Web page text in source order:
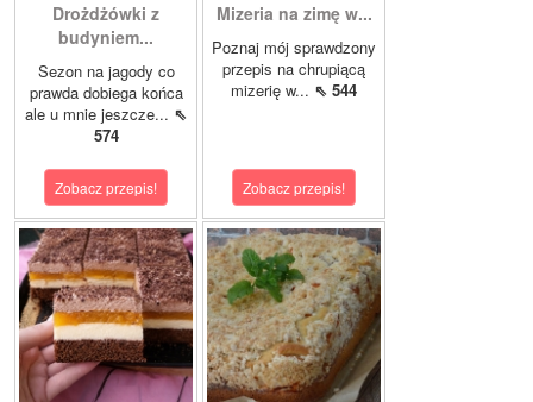
Drożdżówki z
budyniem...
Sezon na jagody co
prawda dobiega końca
ale u mnie jeszcze... ⇖
574
Zobacz przepis!
Mizeria na zimę w...
Poznaj mój sprawdzony
przepis na chrupiącą
mizerię w... ⇖ 544
Zobacz przepis!